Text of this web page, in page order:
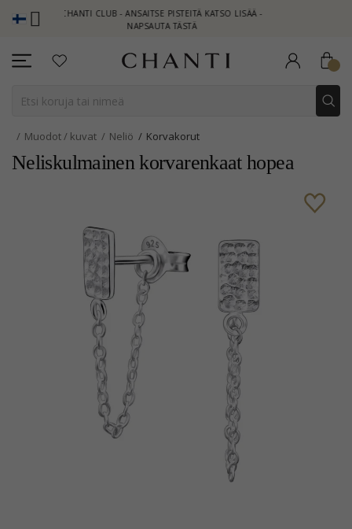
CHANTI CLUB - ANSAITSE PISTEITÄ KATSO LISÄÄ -
NAPSAUTA TÄSTÄ
Muodot / kuvat Neliö Korvakorut
Neliskulmainen korvarenkaat hopea